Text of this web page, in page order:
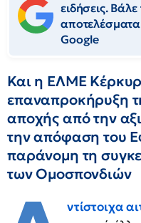
ειδήσεις.
Google
Και η ΕΛΜΕ
επαναπροκήρυξη
αποχής από την
την απόφαση του
παράνομη τη
των Ομοσπονδιών
ντίστοιχα